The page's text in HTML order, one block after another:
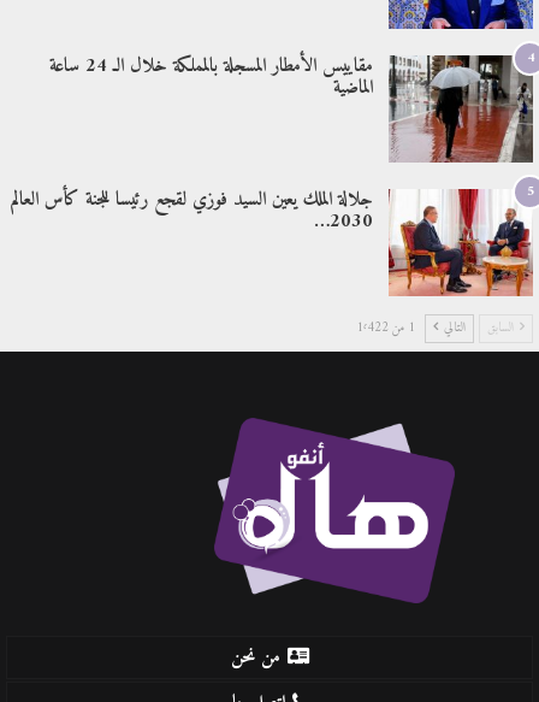
4 مقاييس الأمطار المسجلة بالمملكة خلال الـ 24 ساعة
الماضية
5 جلالة الملك يعين السيد فوزي لقجع رئيسا للجنة كأس العالم
2030…
السابق التالي 1 من 1٬422
من نحن